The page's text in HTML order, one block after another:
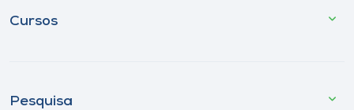
Cursos
Pesquisa